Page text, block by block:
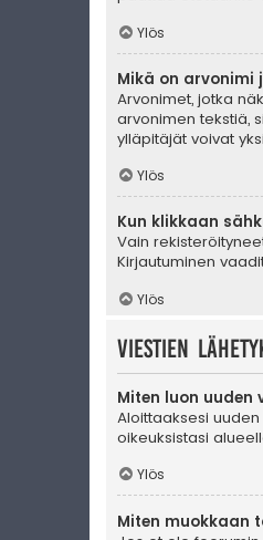
Ylös
Mikä on arvonimi
Arvonimet, jotka
arvonimen tekstiä,
ylläpitäjät voivat
Ylös
Kun klikkaan
Vain
Kirjautuminen
Ylös
Viestien
Miten luon
Aloittaaksesi
oikeuksistasi
Ylös
Miten muokkaan